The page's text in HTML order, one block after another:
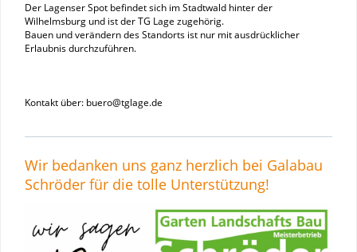
Der Lagenser Spot befindet sich im Stadtwald hinter der
Wilhelmsburg und ist der TG Lage zugehörig.
Bauen und verändern des Standorts ist nur mit ausdrücklicher
Erlaubnis durchzuführen.
Kontakt über: buero@tglage.de
Wir bedanken uns ganz herzlich bei Galabau
Schröder für die tolle Unterstützung!